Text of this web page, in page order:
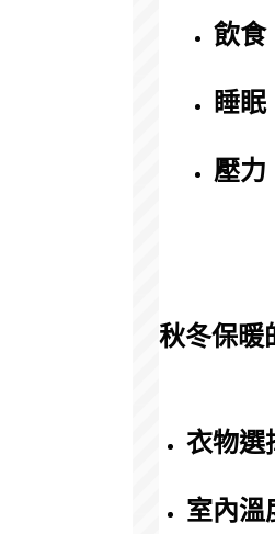
飲食
睡
壓力
秋冬保暖
衣物選
室內溫